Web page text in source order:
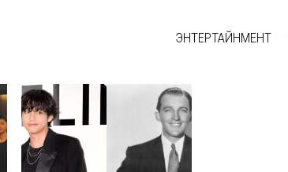
ЭНТЕРТАЙНМЕНТ